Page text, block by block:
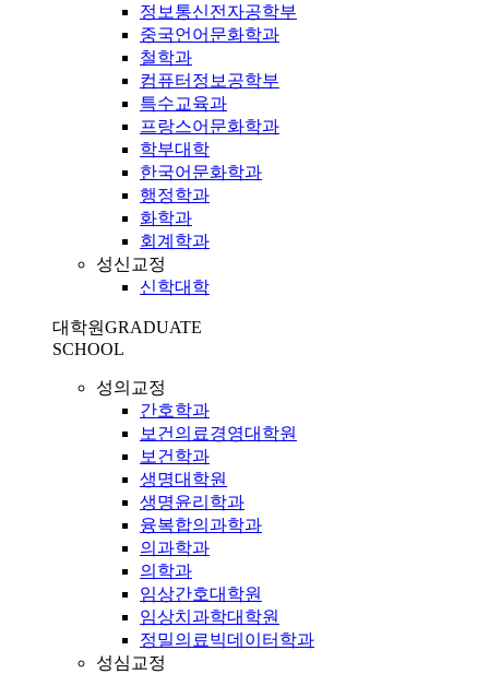
정보통신전자공학부
중국언어문화학과
철학과
컴퓨터정보공학부
특수교육과
프랑스어문화학과
학부대학
한국어문화학과
행정학과
화학과
회계학과
성신교정
신학대학
대학원GRADUATE
SCHOOL
성의교정
간호학과
보건의료경영대학원
보건학과
생명대학원
생명윤리학과
융복합의과학과
의과학과
의학과
임상간호대학원
임상치과학대학원
정밀의료빅데이터학과
성심교정